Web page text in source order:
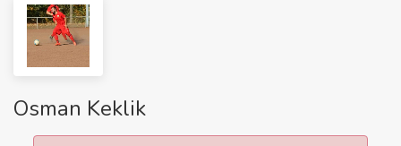
Osman Keklik